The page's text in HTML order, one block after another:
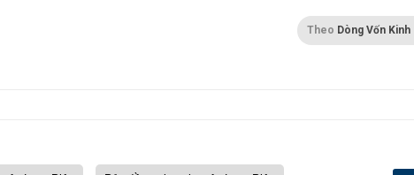
Theo Dòng Vốn Kinh